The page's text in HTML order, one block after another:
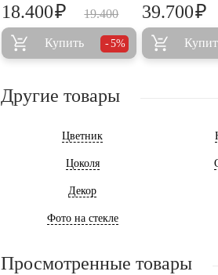
19.400
18.400₽
Купить 5%
39.700₽
Другие товары
Цветник
Цоколя
Декор
Фото на стекле
Просмотренные товары